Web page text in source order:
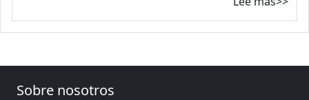
Sobre nosotros